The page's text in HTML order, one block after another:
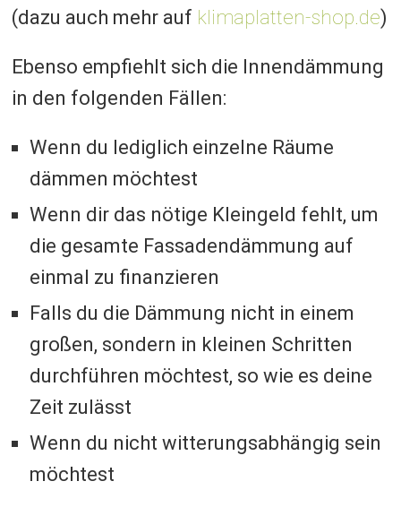
(dazu auch mehr auf klimaplatten-shop.de)
Ebenso empfiehlt sich die Innendämmung
in den folgenden Fällen:
Wenn du lediglich einzelne Räume
dämmen möchtest
Wenn dir das nötige Kleingeld fehlt, um
die gesamte Fassadendämmung auf
einmal zu finanzieren
Falls du die Dämmung nicht in einem
großen, sondern in kleinen Schritten
durchführen möchtest, so wie es deine
Zeit zulässt
Wenn du nicht witterungsabhängig sein
möchtest